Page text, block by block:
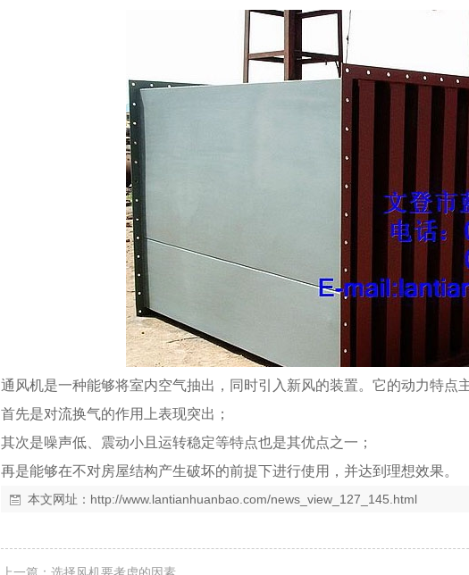
通风机是一种能够将室内空气抽出，同时引入新风的装置。它的动力特点
首先是对流换气的作用上表现突出；
其次是噪声低、震动小且运转稳定等特点也是其优点之一；
再是能够在不对房屋结构产生破坏的前提下进行使用，并达到理想效果。
本文网址： http://www.lantianhuanbao.com/news_view_127_145.html